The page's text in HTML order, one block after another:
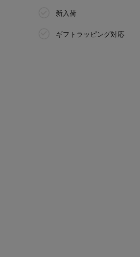
ハリオ/HARIO
ピーナッツ/PEANUTS
新入荷
ギフトラッピング対応